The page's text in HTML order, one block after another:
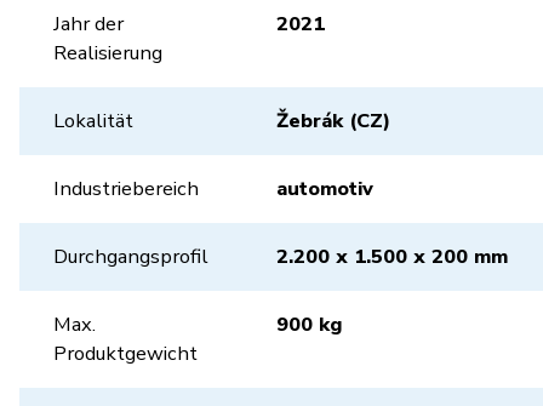
Jahr der
Realisierung
2021
Lokalität Žebrák (CZ)
Industriebereich automotiv
Durchgangsprofil 2.200 x 1.500 x 200 mm
Max.
Produktgewicht
900 kg